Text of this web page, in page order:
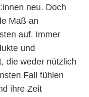
neu. Doch
Maß an
auf. Immer
und
die weder nützlich
Fall fühlen
ihre Zeit